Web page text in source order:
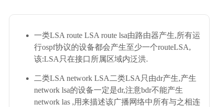
一类LSA route LSA route lsa由路由器产生,所有运
行ospf协议的设备都会产生至少一个routeLSA,
该:LSA只在接口所属区域内泛洪.
二类LSA network LSA二类LSA只由dr产生,产生
network lsa的设备一定是dr,注意bdr不能产生
network las ,用来描述该广播网络中所有与之相连